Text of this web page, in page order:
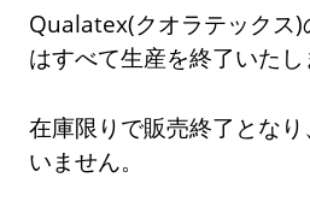
Qualatex(クオラテックス)
はすべて生産を終了いたし
在庫限りで販売終了とな
いません。